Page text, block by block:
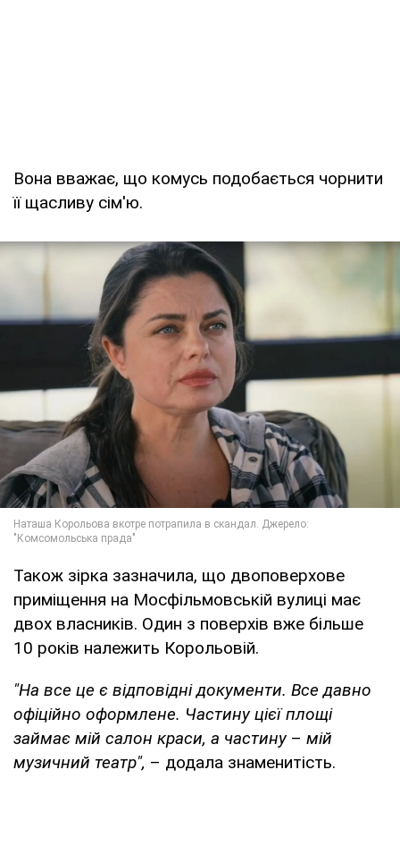
Вона вважає, що комусь подобається чорнити
її щасливу сім'ю.
Також зірка зазначила, що двоповерхове
приміщення на Мосфільмовській вулиці має
двох власників. Один з поверхів вже більше
10 років належить Корольовій.
"На все це є відповідні документи. Все давно
офіційно оформлене. Частину цієї площі
займає мій салон краси, а частину – мій
музичний театр", – додала знаменитість.